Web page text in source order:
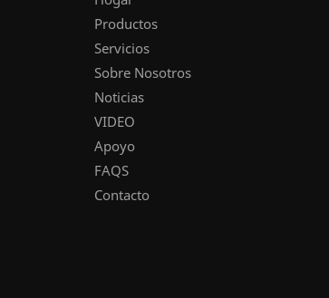
Productos
Servicios
Sobre Nosotros
Noticias
VIDEO
Apoyo
FAQS
Contacto